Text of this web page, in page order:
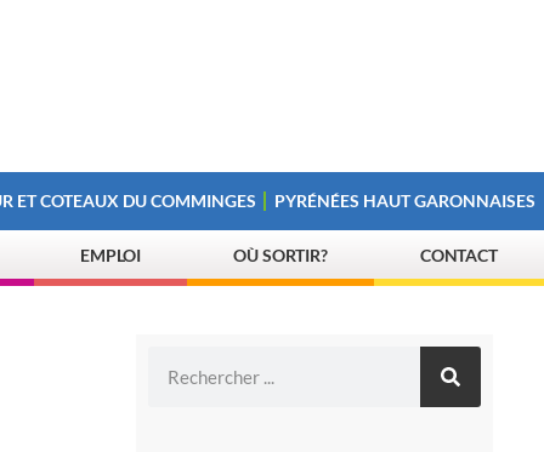
ET COTEAUX DU COMMINGES PYRÉNÉES HAUT GARONNAISES
EMPLOI OÙ SORTIR? CONTACT